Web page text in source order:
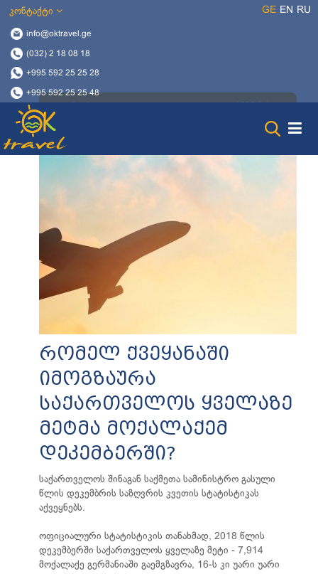
კონტაქტი
info@oktravel.ge
(032) 2 18 08 18
+995 592 25 25 28
+995 592 25 25 48
GE EN RU
რომელ ქვეყანაში
იმოგზაურა
საქართველოს ყველაზე
მეტმა მოქალაქემ
დეკემბერში?
საქართველოს შინაგან საქმეთა სამინისტრო გასული
წლის დეკემბრის საზღვრის კვეთის სტატისტიკას
აქვეყნებს.
ოფიციალური სტატისტიკის თანახმად, 2018 წლის
დეკემბერში საქართველოს ყველაზე მეტი - 7,914
მოქალაქე გერმანიაში გაემგზავრა, 16-ს კი უარი უარი